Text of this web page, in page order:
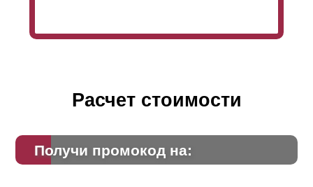
Расчет стоимости
Получи промокод на: